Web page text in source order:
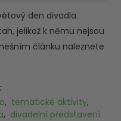
den divadla.
jelikož k němu nejsou
článku naleznete
, tematické aktivity,
, divadelní představení